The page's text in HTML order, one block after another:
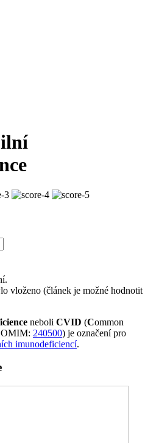
vloženo (článek je možné hodnotit
neboli CVID (Common
240500) je označení pro
imunodeficiencí.